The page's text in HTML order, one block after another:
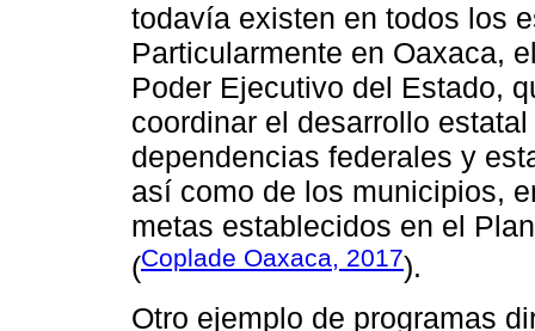
todavía existen en todos los
Particularmente en Oaxaca,
Poder Ejecutivo del Estado,
coordinar el desarrollo
dependencias federales y
así como de los municipios,
metas establecidos en el
(Coplade Oaxaca, 2017).
Otro ejemplo de programas